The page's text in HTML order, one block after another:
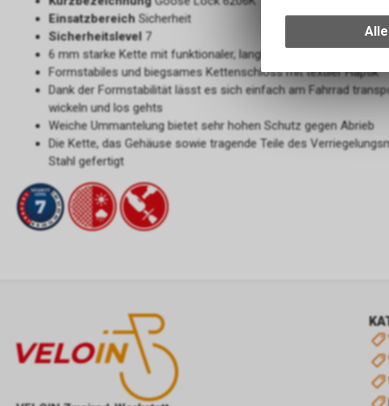
Einsatzbereich Sicherheit
Sicherheitslevel 7
6 mm starke Kette mit funktionaler, langlebiger und
Formstabiles und biegsames Kettenschloss mit textiler Haptik
Dank der Formstabilität lässt es sich einfach am Fahrrad
wickeln und los gehts
Weiche Ummantelung bietet sehr hohen Schutz gegen Abrieb
Die Kette, das Gehäuse sowie tragende Teile des
Stahl gefertigt